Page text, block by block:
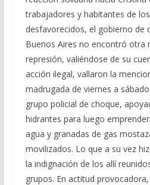
trabajadores y habitantes de
desfavorecidos, el gobierno de
Buenos Aires no encontró otra
represión, valiéndose de su
acción ilegal, vallaron la
madrugada de viernes a
grupo policial de choque,
hidrantes para luego
agua y granadas de gas
movilizados. Lo que a su vez
la indignación de los allí
grupos. En actitud